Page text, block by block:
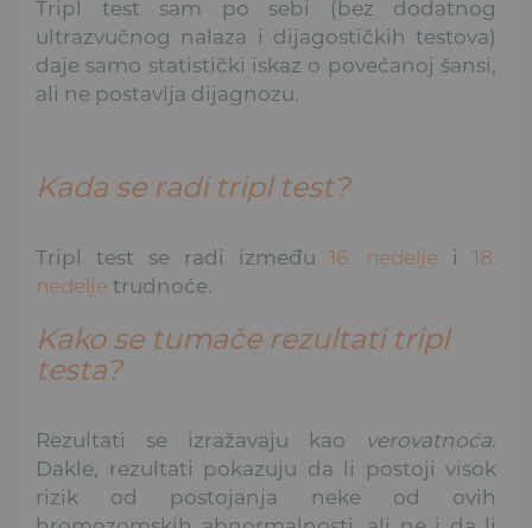
Tripl test sam po sebi (bez dodatnog
ultrazvučnog nalaza i dijagostičkih testova)
daje samo statistički iskaz o povećanoj šansi,
ali ne postavlja dijagnozu.
Kada se radi tripl test?
Tripl test se radi između16. nedelje i 18.
nedelje trudnoće.
Kako se tumače rezultati tripl
testa?
Rezultati se izražavaju kao verovatnoća.
Dakle, rezultati pokazuju da li postoji visok
rizik od postojanja neke od ovih